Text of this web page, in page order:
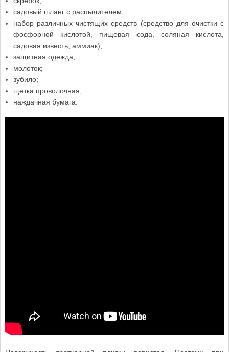
садовый шланг с распылителем;
набор различных чистящих средств (средство для очистки с
фосфорной кислотой, пищевая сода, соляная кислота,
садовая известь, аммиак);
защитная одежда;
молоток;
зубило;
щетка проволочная;
наждачная бумага.